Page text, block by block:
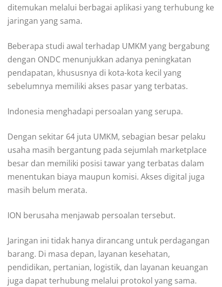
ditemukan melalui berbagai aplikasi yang terhubung ke
jaringan yang sama.
Beberapa studi awal terhadap UMKM yang bergabung
dengan ONDC menunjukkan adanya peningkatan
pendapatan, khususnya di kota-kota kecil yang
sebelumnya memiliki akses pasar yang terbatas.
Indonesia menghadapi persoalan yang serupa.
Dengan sekitar 64 juta UMKM, sebagian besar pelaku
usaha masih bergantung pada sejumlah marketplace
besar dan memiliki posisi tawar yang terbatas dalam
menentukan biaya maupun komisi. Akses digital juga
masih belum merata.
ION berusaha menjawab persoalan tersebut.
Jaringan ini tidak hanya dirancang untuk perdagangan
barang. Di masa depan, layanan kesehatan,
pendidikan, pertanian, logistik, dan layanan keuangan
juga dapat terhubung melalui protokol yang sama.